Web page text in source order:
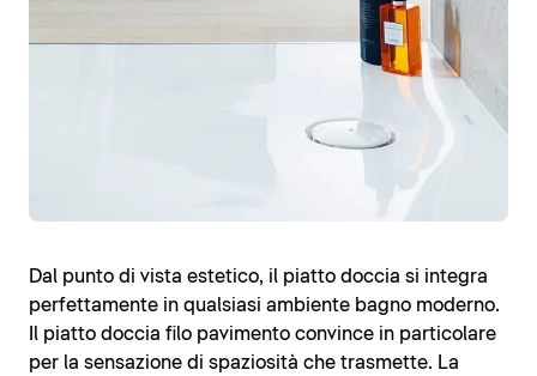
Dal punto di vista estetico, il piatto doccia si integra
perfettamente in qualsiasi ambiente bagno moderno.
Il piatto doccia filo pavimento convince in particolare
per la sensazione di spaziosità che trasmette. La